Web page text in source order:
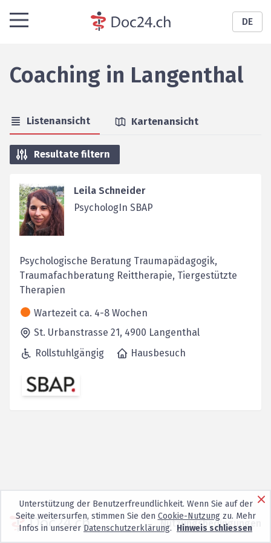
DE
Coaching in Langenthal
Listenansicht Kartenansicht
Resultate filtern
Leila Schneider
PsychologIn SBAP
Psychologische Beratung Traumapädagogik,
Traumafachberatung Reittherapie, Tiergestützte
Therapien
Wartezeit ca. 4-8 Wochen
St. Urbanstrasse 21, 4900 Langenthal
Rollstuhlgängig
Hausbesuch
Nutzungsbedingungen
Unterstützung der Benutzerfreundlichkeit. Wenn Sie auf der
Seite weitersurfen, stimmen Sie den Cookie-Nutzungzu. Mehr
Infos in unserer Datenschutzerklärung. Hinweis schliessen